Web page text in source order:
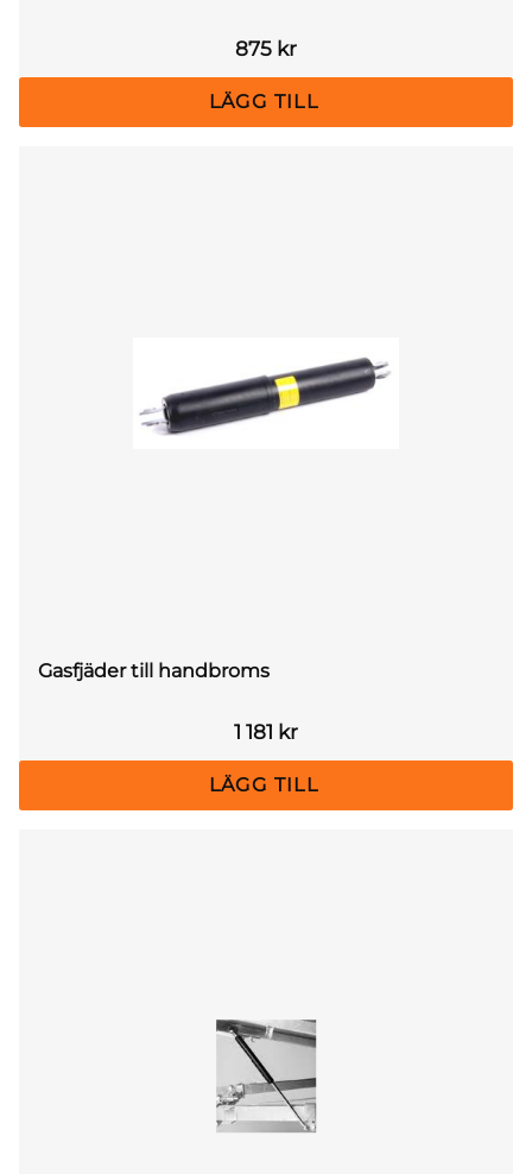
875 kr
Gasfjäder till handbroms
1 181 kr